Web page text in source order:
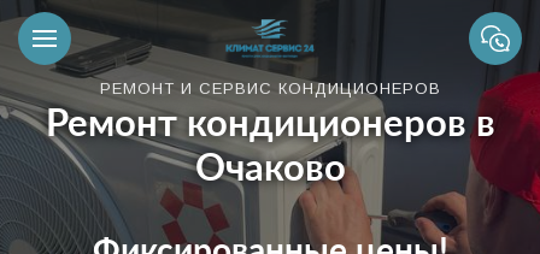
РЕМОНТ И СЕРВИС КОНДИЦИОНЕРОВ
Ремонт кондиционеров в
Очаково